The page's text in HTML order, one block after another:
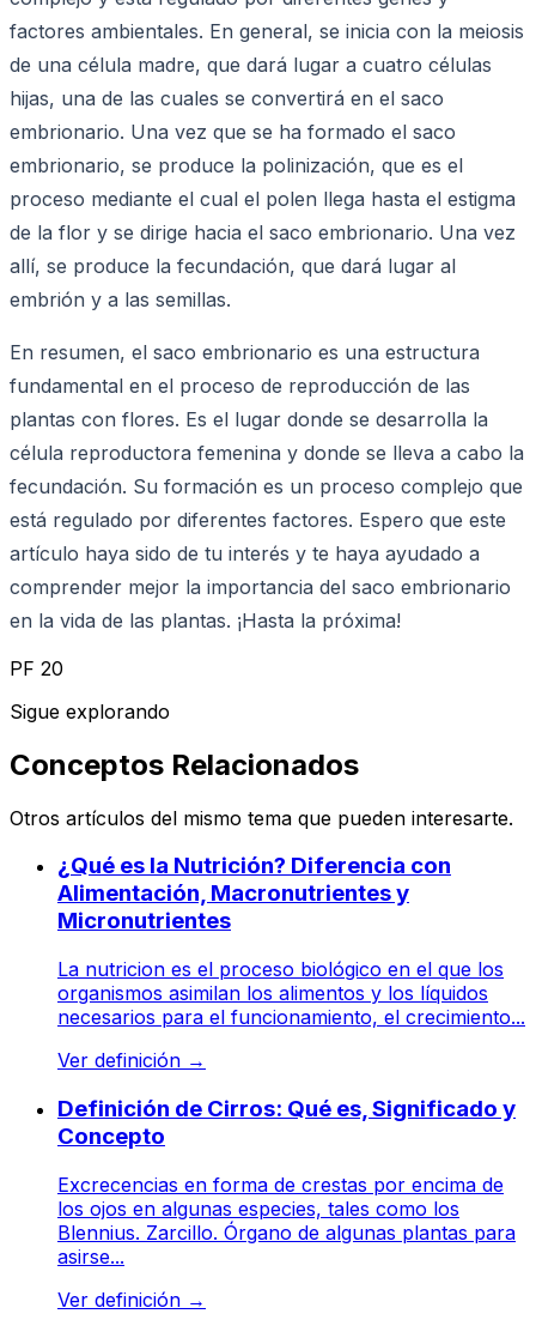
factores ambientales. En general, se inicia con la meiosis
de una célula madre, que dará lugar a cuatro células
hijas, una de las cuales se convertirá en el saco
embrionario. Una vez que se ha formado el saco
embrionario, se produce la polinización, que es el
proceso mediante el cual el polen llega hasta el estigma
de la flor y se dirige hacia el saco embrionario. Una vez
allí, se produce la fecundación, que dará lugar al
embrión y a las semillas.
En resumen, el saco embrionario es una estructura
fundamental en el proceso de reproducción de las
plantas con flores. Es el lugar donde se desarrolla la
célula reproductora femenina y donde se lleva a cabo la
fecundación. Su formación es un proceso complejo que
está regulado por diferentes factores. Espero que este
artículo haya sido de tu interés y te haya ayudado a
comprender mejor la importancia del saco embrionario
en la vida de las plantas. ¡Hasta la próxima!
PF 20
Sigue explorando
Conceptos Relacionados
Otros artículos del mismo tema que pueden interesarte.
¿Qué es la Nutrición? Diferencia con
Alimentación, Macronutrientes y
Micronutrientes
La nutricion es el proceso biológico en el que los
organismos asimilan los alimentos y los líquidos
necesarios para el funcionamiento, el crecimiento...
Ver definición →
Definición de Cirros: Qué es, Significado y
Concepto
Excrecencias en forma de crestas por encima de
los ojos en algunas especies, tales como los
Blennius. Zarcillo. Órgano de algunas plantas para
asirse...
Ver definición →